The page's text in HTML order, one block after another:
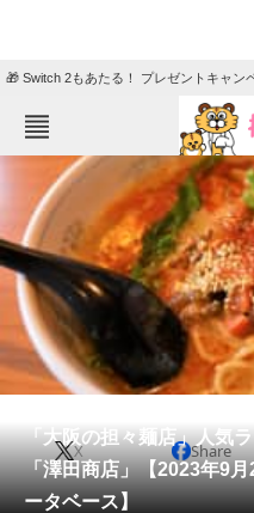
🎁 Switch 2もあたる！ プレゼントキャン
ねとらぼメニュー
TOP
エンタメ
グルメ
住まい
動物
会員記事
メディア
「大阪の担々麺店」人気
「澤田商店」【2023年9
ータベース】
X Share